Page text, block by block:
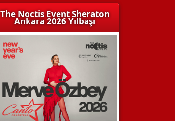
The Noctis Event Sheraton
Ankara 2026 Yılbaşı